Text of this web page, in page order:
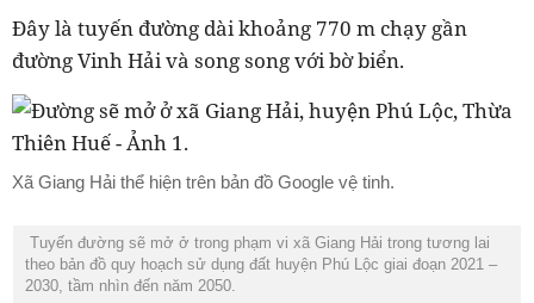
Đây là tuyến đường dài khoảng 770 m chạy gần
đường Vinh Hải và song song với bờ biển.
Xã Giang Hải thể hiện trên bản đồ Google vệ tinh.
Tuyến đường sẽ mở ở trong phạm vi xã Giang Hải trong tương lai
theo bản đồ quy hoạch sử dụng đất huyện Phú Lộc giai đoạn 2021 –
2030, tầm nhìn đến năm 2050.